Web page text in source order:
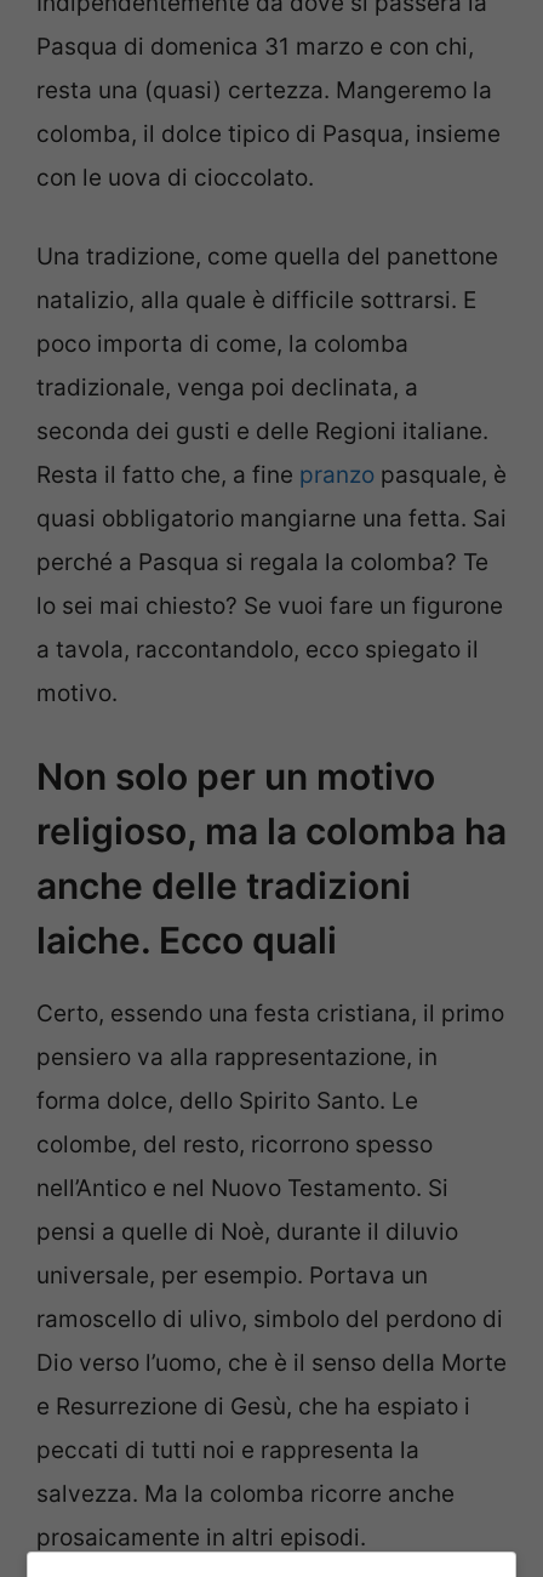
Pasqua di domenica 31 marzo e con chi,
resta una (quasi) certezza. Mangeremo la
colomba, il dolce tipico di Pasqua, insieme
con le uova di cioccolato.
Una tradizione, come quella del panettone
natalizio, alla quale è difficile sottrarsi. E
poco importa di come, la colomba
tradizionale, venga poi declinata, a
seconda dei gusti e delle Regioni italiane.
Resta il fatto che, a fine pranzo pasquale, è
quasi obbligatorio mangiarne una fetta. Sai
perché a Pasqua si regala la colomba? Te
lo sei mai chiesto? Se vuoi fare un figurone
a tavola, raccontandolo, ecco spiegato il
motivo.
Non solo per un motivo
religioso, ma la colomba ha
anche delle tradizioni
laiche. Ecco quali
Certo, essendo una festa cristiana, il primo
pensiero va alla rappresentazione, in
forma dolce, dello Spirito Santo. Le
colombe, del resto, ricorrono spesso
nell’Antico e nel Nuovo Testamento. Si
pensi a quelle di Noè, durante il diluvio
universale, per esempio. Portava un
ramoscello di ulivo, simbolo del perdono di
Dio verso l’uomo, che è il senso della Morte
e Resurrezione di Gesù, che ha espiato i
peccati di tutti noi e rappresenta la
salvezza. Ma la colomba ricorre anche
prosaicamente in altri episodi.